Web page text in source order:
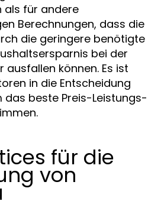
als für andere
Berechnungen, dass die
die geringere benötigte
bei der
ausfallen können. Es ist
in die Entscheidung
das beste Preis-Leistungs-
für die
von